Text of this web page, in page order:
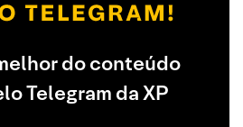
do conteúdo
Telegram da XP